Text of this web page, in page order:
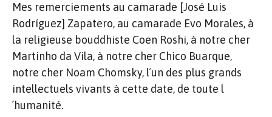
Mes remerciements au camarade [José Luis
Rodríguez] Zapatero, au camarade Evo Morales, à
la religieuse bouddhiste Coen Roshi, à notre cher
Martinho da Vila, à notre cher Chico Buarque,
notre cher Noam Chomsky, l´un des plus grands
intellectuels vivants à cette date, de toute l
´humanité.